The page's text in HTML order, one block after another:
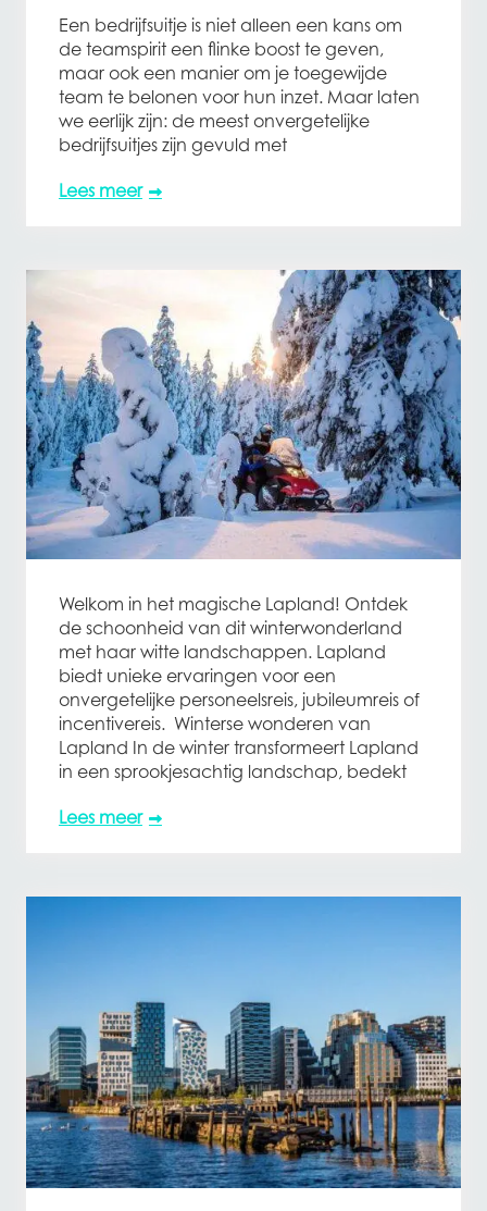
Een bedrijfsuitje is niet alleen een kans om
de teamspirit een flinke boost te geven,
maar ook een manier om je toegewijde
team te belonen voor hun inzet. Maar laten
we eerlijk zijn: de meest onvergetelijke
bedrijfsuitjes zijn gevuld met
Lees meer
Welkom in het magische Lapland! Ontdek
de schoonheid van dit winterwonderland
met haar witte landschappen. Lapland
biedt unieke ervaringen voor een
onvergetelijke personeelsreis, jubileumreis of
incentivereis. Winterse wonderen van
Lapland In de winter transformeert Lapland
in een sprookjesachtig landschap, bedekt
Lees meer